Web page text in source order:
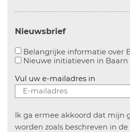
Nieuwsbrief
Belangrijke informatie over
Nieuwe initiatieven in Baarn
Vul uw e-mailadres in
Ik ga ermee akkoord dat mijn
worden zoals beschreven in de